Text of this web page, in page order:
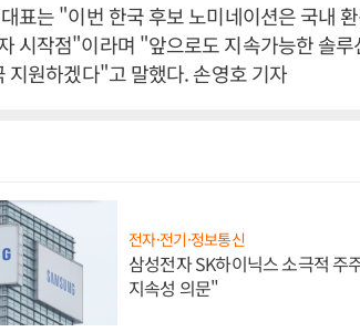
표는 "이번 한국 후보 노미네이션은 국내
시작점"이라며 "앞으로도 지속가능한 솔
지원하겠다"고 말했다. 손영호 기자
전자·전기·정보통신
삼성전자 SK하이닉스 소극적 주
지속성 의문"